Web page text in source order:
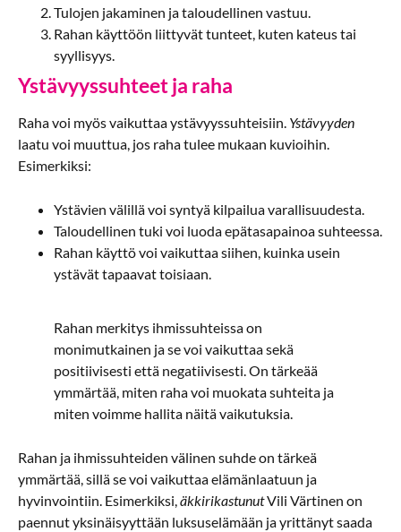
Tulojen jakaminen ja taloudellinen vastuu.
Rahan käyttöön liittyvät tunteet, kuten kateus tai
syyllisyys.
Ystävyyssuhteet ja raha
Raha voi myös vaikuttaa ystävyyssuhteisiin. Ystävyyden
laatu voi muuttua, jos raha tulee mukaan kuvioihin.
Esimerkiksi:
Ystävien välillä voi syntyä kilpailua varallisuudesta.
Taloudellinen tuki voi luoda epätasapainoa suhteessa.
Rahan käyttö voi vaikuttaa siihen, kuinka usein
ystävät tapaavat toisiaan.
Rahan merkitys ihmissuhteissa on
monimutkainen ja se voi vaikuttaa sekä
positiivisesti että negatiivisesti. On tärkeää
ymmärtää, miten raha voi muokata suhteita ja
miten voimme hallita näitä vaikutuksia.
Rahan ja ihmissuhteiden välinen suhde on tärkeä
ymmärtää, sillä se voi vaikuttaa elämänlaatuun ja
hyvinvointiin. Esimerkiksi,äkkirikastunutVili Värtinen on
paennut yksinäisyyttään luksuselämään ja yrittänyt saada